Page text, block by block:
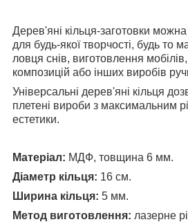
Дерев'яні кільця-заготовки
для будь-якої творчості, будь то
ловця снів, виготовлення
композицій або інших виробів
Універсальні дерев'яні кільця
плетені вироби з максимальним
естетики.
Матеріал: МДФ, товщина 6 мм.
Діаметр кільця: 16 см.
Ширина кільця: 5 мм.
Метод виготовлення: лазерне